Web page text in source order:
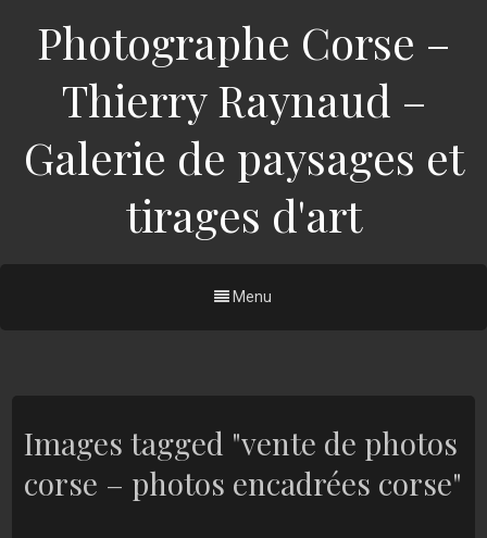
Photographe Corse –
Thierry Raynaud –
Galerie de paysages et
tirages d'art
Menu
Images tagged "vente de photos
corse – photos encadrées corse"